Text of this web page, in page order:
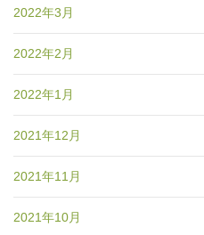
2022年3月
2022年2月
2022年1月
2021年12月
2021年11月
2021年10月